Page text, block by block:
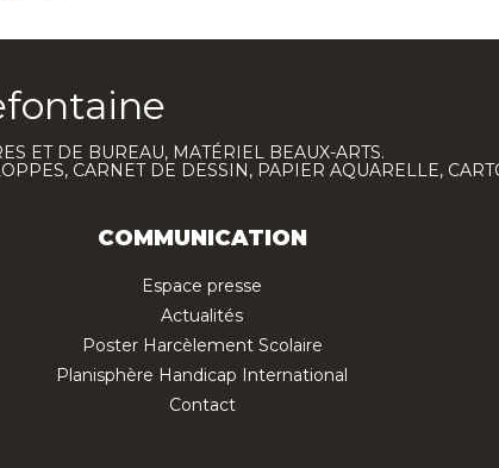
ET DE BUREAU, MATÉRIEL BEAUX-ARTS.
CARNET DE DESSIN, PAPIER AQUARELLE,
COMMUNICATION
Espace presse
Actualités
Poster Harcèlement Scolaire
Planisphère Handicap International
Contact